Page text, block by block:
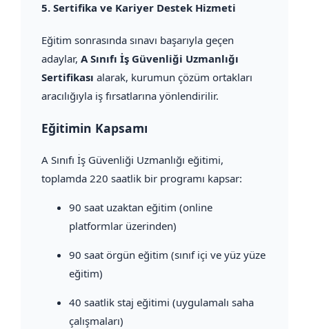
5. Sertifika ve Kariyer Destek Hizmeti
Eğitim sonrasında sınavı başarıyla geçen
adaylar, A Sınıfı İş Güvenliği Uzmanlığı
Sertifikası alarak, kurumun çözüm ortakları
aracılığıyla iş fırsatlarına yönlendirilir.
Eğitimin Kapsamı
A Sınıfı İş Güvenliği Uzmanlığı eğitimi,
toplamda 220 saatlik bir programı kapsar:
90 saat uzaktan eğitim (online
platformlar üzerinden)
90 saat örgün eğitim (sınıf içi ve yüz yüze
eğitim)
40 saatlik staj eğitimi (uygulamalı saha
çalışmaları)